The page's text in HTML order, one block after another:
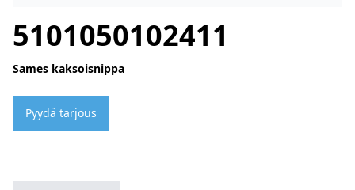
5101050102411
Sames kaksoisnippa
Pyydä tarjous